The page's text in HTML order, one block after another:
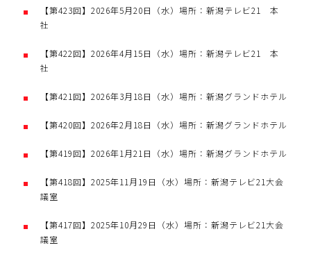
【第423回】2026年5月20日（水）場所：新潟テレビ21 本
社
【第422回】2026年4月15日（水）場所：新潟テレビ21 本
社
【第421回】2026年3月18日（水）場所：新潟グランドホテル
【第420回】2026年2月18日（水）場所：新潟グランドホテル
【第419回】2026年1月21日（水）場所：新潟グランドホテル
【第418回】2025年11月19日（水）場所：新潟テレビ21大会
議室
【第417回】2025年10月29日（水）場所：新潟テレビ21大会
議室